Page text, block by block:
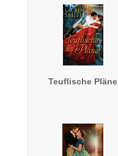
Teuflische Pläne